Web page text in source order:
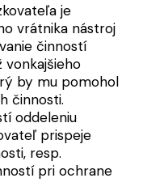
je
vrátnika nástroj
činností
by mu pomohol
činnosti.
oddeleniu
prispeje
resp.
pri ochrane